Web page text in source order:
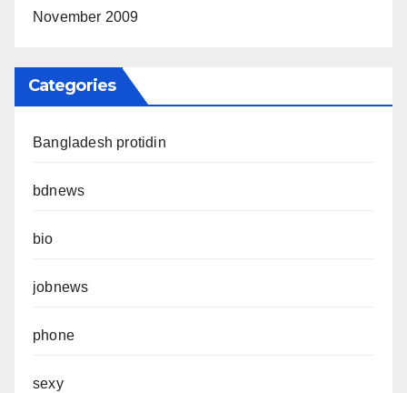
November 2009
Categories
Bangladesh protidin
bdnews
bio
jobnews
phone
sexy